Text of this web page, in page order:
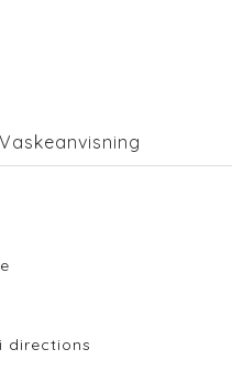
Vaskeanvisning
directions